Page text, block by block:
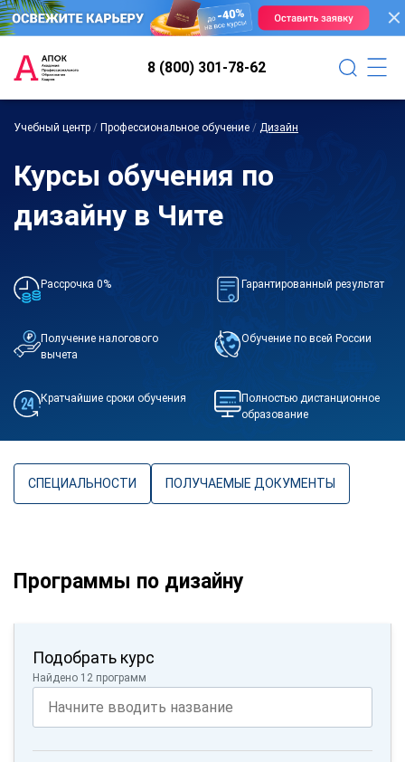
8 (800) 301-78-62
Учебный центр / Профессиональное обучение / Дизайн
Курсы обучения по
дизайну в Чите
Рассрочка 0% Гарантированный результат
Получение налогового
вычета
Обучение по всей России
Кратчайшие сроки обучения
Полностью дистанционное
образование
СПЕЦИАЛЬНОСТИ ПОЛУЧАЕМЫЕ ДОКУМЕНТЫ
Программы по дизайну
Подобрать курс
Найдено 12 программ